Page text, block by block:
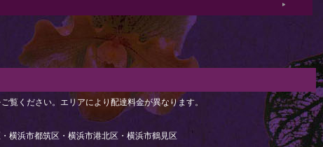
ください。エリアにより配達料金が異なります。
横浜市都筑区・横浜市港北区・横浜市鶴見区